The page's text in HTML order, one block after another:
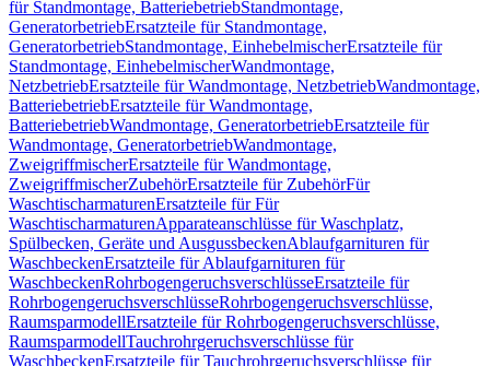
für Standmontage, BatteriebetriebStandmontage,
GeneratorbetriebErsatzteile für Standmontage,
GeneratorbetriebStandmontage, EinhebelmischerErsatzteile für
Standmontage, EinhebelmischerWandmontage,
NetzbetriebErsatzteile für Wandmontage, NetzbetriebWandmontage,
BatteriebetriebErsatzteile für Wandmontage,
BatteriebetriebWandmontage, GeneratorbetriebErsatzteile für
Wandmontage, GeneratorbetriebWandmontage,
ZweigriffmischerErsatzteile für Wandmontage,
ZweigriffmischerZubehörErsatzteile für ZubehörFür
WaschtischarmaturenErsatzteile für Für
WaschtischarmaturenApparateanschlüsse für Waschplatz,
Spülbecken, Geräte und AusgussbeckenAblaufgarnituren für
WaschbeckenErsatzteile für Ablaufgarnituren für
WaschbeckenRohrbogengeruchsverschlüsseErsatzteile für
RohrbogengeruchsverschlüsseRohrbogengeruchsverschlüsse,
RaumsparmodellErsatzteile für Rohrbogengeruchsverschlüsse,
RaumsparmodellTauchrohrgeruchsverschlüsse für
WaschbeckenErsatzteile für Tauchrohrgeruchsverschlüsse für